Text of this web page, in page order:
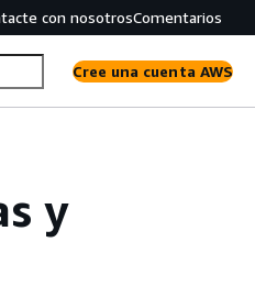
con nosotrosComentarios
Cree una cuenta AWS
y